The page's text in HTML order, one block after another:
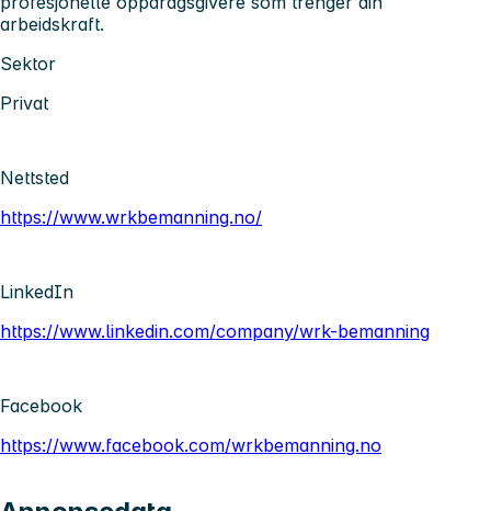
arbeidskraft.
Sektor
Privat
Nettsted
https://www.wrkbemanning.no/
LinkedIn
https://www.linkedin.com/company/wrk-bemanning
Facebook
https://www.facebook.com/wrkbemanning.no